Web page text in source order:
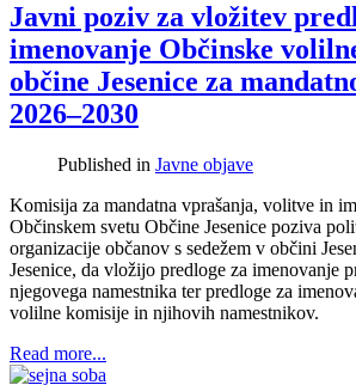
Javni poziv za vložitev
imenovanje Občinske
občine Jesenice za
2026–2030
Published in Javne objave
Komisija za mandatna vprašanja, volitve in
Občinskem svetu Občine Jesenice poziva
organizacije občanov s sedežem v občini
Jesenice, da vložijo predloge za imenovanje
njegovega namestnika ter predloge za
volilne komisije in njihovih namestnikov.
Read more...